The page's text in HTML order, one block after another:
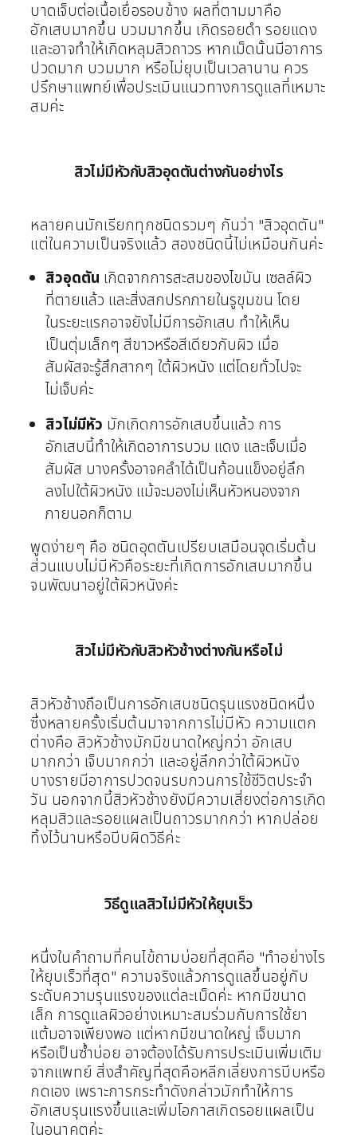
บาดเจ็บต่อเนื้อเยื่อรอบข้าง ผลที่ตามมาคือ
อักเสบมากขึ้น บวมมากขึ้น เกิดรอยดำ รอยแดง
และอาจทำให้เกิดหลุมสิวถาวร หากเม็ดนั้นมีอาการ
ปวดมาก บวมมาก หรือไม่ยุบเป็นเวลานาน ควร
ปรึกษาแพทย์เพื่อประเมินแนวทางการดูแลที่เหมาะ
สมค่ะ
สิวไม่มีหัวกับสิวอุดตันต่างกันอย่างไร
หลายคนมักเรียกทุกชนิดรวมๆ กันว่า "สิวอุดตัน"
แต่ในความเป็นจริงแล้ว สองชนิดนี้ไม่เหมือนกันค่ะ
สิวอุดตัน เกิดจากการสะสมของไขมัน เซลล์ผิว
ที่ตายแล้ว และสิ่งสกปรกภายในรูขุมขน โดย
ในระยะแรกอาจยังไม่มีการอักเสบ ทำให้เห็น
เป็นตุ่มเล็กๆ สีขาวหรือสีเดียวกับผิว เมื่อ
สัมผัสจะรู้สึกสากๆ ใต้ผิวหนัง แต่โดยทั่วไปจะ
ไม่เจ็บค่ะ
สิวไม่มีหัว มักเกิดการอักเสบขึ้นแล้ว การ
อักเสบนี้ทำให้เกิดอาการบวม แดง และเจ็บเมื่อ
สัมผัส บางครั้งอาจคลำได้เป็นก้อนแข็งอยู่ลึก
ลงไปใต้ผิวหนัง แม้จะมองไม่เห็นหัวหนองจาก
ภายนอกก็ตาม
พูดง่ายๆ คือ ชนิดอุดตันเปรียบเสมือนจุดเริ่มต้น
ส่วนแบบไม่มีหัวคือระยะที่เกิดการอักเสบมากขึ้น
จนพัฒนาอยู่ใต้ผิวหนังค่ะ
สิวไม่มีหัวกับสิวหัวช้างต่างกันหรือไม่
สิวหัวช้างถือเป็นการอักเสบชนิดรุนแรงชนิดหนึ่ง
ซึ่งหลายครั้งเริ่มต้นมาจากการไม่มีหัว ความแตก
ต่างคือ สิวหัวช้างมักมีขนาดใหญ่กว่า อักเสบ
มากกว่า เจ็บมากกว่า และอยู่ลึกกว่าใต้ผิวหนัง
บางรายมีอาการปวดจนรบกวนการใช้ชีวิตประจำ
วัน นอกจากนี้สิวหัวช้างยังมีความเสี่ยงต่อการเกิด
หลุมสิวและรอยแผลเป็นถาวรมากกว่า หากปล่อย
ทิ้งไว้นานหรือบีบผิดวิธีค่ะ
วิธีดูแลสิวไม่มีหัวให้ยุบเร็ว
หนึ่งในคำถามที่คนไข้ถามบ่อยที่สุดคือ "ทำอย่างไร
ให้ยุบเร็วที่สุด" ความจริงแล้วการดูแลขึ้นอยู่กับ
ระดับความรุนแรงของแต่ละเม็ดค่ะ หากมีขนาด
เล็ก การดูแลผิวอย่างเหมาะสมร่วมกับการใช้ยา
แต้มอาจเพียงพอ แต่หากมีขนาดใหญ่ เจ็บมาก
หรือเป็นซ้ำบ่อย อาจต้องได้รับการประเมินเพิ่มเติม
จากแพทย์ สิ่งสำคัญที่สุดคือหลีกเลี่ยงการบีบหรือ
กดเอง เพราะการกระทำดังกล่าวมักทำให้การ
อักเสบรุนแรงขึ้นและเพิ่มโอกาสเกิดรอยแผลเป็น
ในอนาคตค่ะ